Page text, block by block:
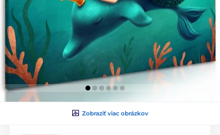
Zobraziť viac obrázkov